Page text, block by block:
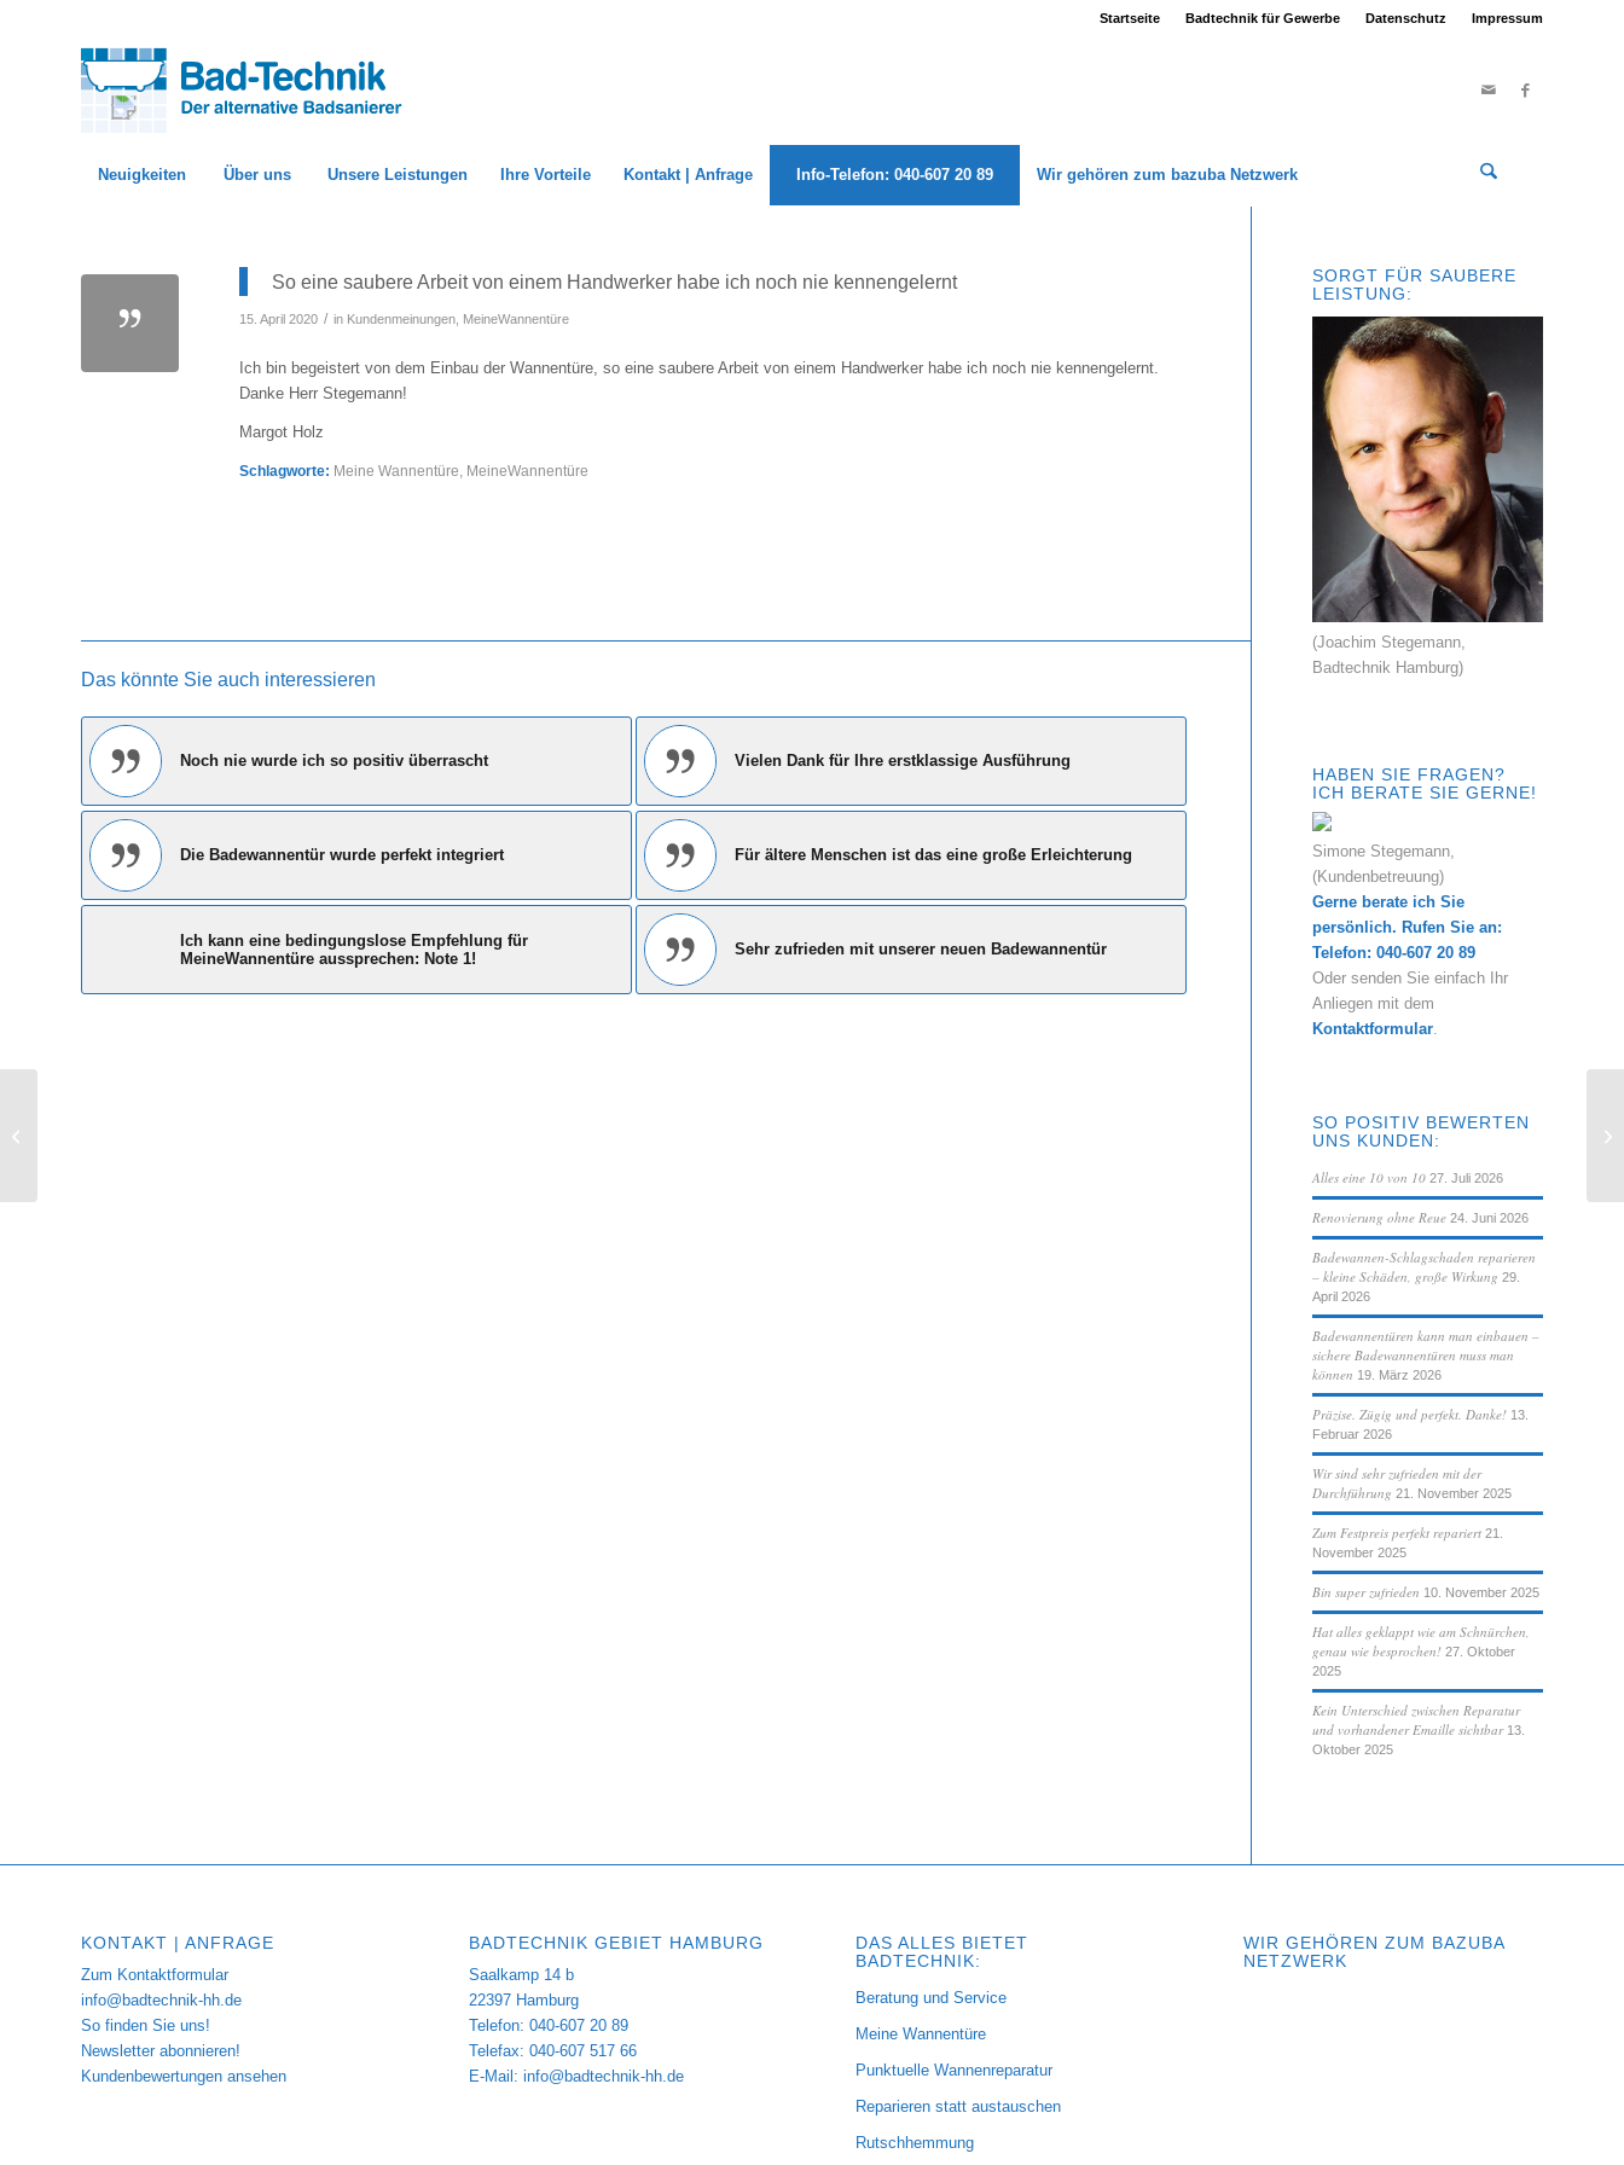
Startseite Badtechnik für Gewerbe Datenschutz Impressum
Neuigkeiten Über uns Unsere Leistungen Ihre Vorteile Kontakt | Anfrage Info-Telefon: 040-607 20 89 Wir gehören zum bazuba Netzwerk
So eine saubere Arbeit von einem Handwerker habe ich noch nie kennengelernt
15. April 2020 / in Kundenmeinungen MeineWannentüre
Ich bin begeistert von dem Einbau der Wannentüre, so eine saubere Arbeit von einem Handwerker habe ich noch nie kennengelernt.
Danke Herr Stegemann!
Margot Holz
Schlagworte: Meine Wannentüre MeineWannentüre
Das könnte Sie auch interessieren
Noch nie wurde ich so positiv überrascht Vielen Dank für Ihre erstklassige Ausführung
Die Badewannentür wurde perfekt integriert Für ältere Menschen ist das eine große Erleichterung
Ich kann eine bedingungslose Empfehlung für
MeineWannentüre aussprechen: Note 1!
Sehr zufrieden mit unserer neuen Badewannentür
SORGT FÜR SAUBERE
LEISTUNG:
(Joachim Stegemann,
Badtechnik Hamburg)
HABEN SIE FRAGEN?
ICH BERATE SIE GERNE!
Simone Stegemann,
(Kundenbetreuung)
Gerne berate ich Sie
persönlich. Rufen Sie an:
Telefon: 040-607 20 89
Oder senden Sie einfach Ihr
Anliegen mit dem
Kontaktformular
SO POSITIV BEWERTEN
UNS KUNDEN:
Alles eine 10 von 10 27. Juli 2026
Renovierung ohne Reue 24. Juni 2026
Badewannen-Schlagschaden reparieren
– kleine Schäden, große Wirkung 29.
April 2026
Badewannentüren kann man einbauen –
sichere Badewannentüren muss man
können 19. März 2026
Präzise. Zügig und perfekt. Danke! 13.
Februar 2026
Wir sind sehr zufrieden mit der
Durchführung 21. November 2025
Zum Festpreis perfekt repariert 21.
November 2025
Bin super zufrieden 10. November 2025
Hat alles geklappt wie am Schnürchen,
genau wie besprochen! 27. Oktober
2025
Kein Unterschied zwischen Reparatur
und vorhandener Emaille sichtbar 13.
Oktober 2025
KONTAKT | ANFRAGE
Zum Kontaktformular
info@badtechnik-hh.de
So finden Sie uns!
Newsletter abonnieren!
Kundenbewertungen ansehen
BADTECHNIK GEBIET HAMBURG
Saalkamp 14 b
22397 Hamburg
Telefon: 040-607 20 89
Telefax: 040-607 517 66
E-Mail: info@badtechnik-hh.de
DAS ALLES BIETET
BADTECHNIK:
Beratung und Service
Meine Wannentüre
Punktuelle Wannenreparatur
Reparieren statt austauschen
Rutschhemmung
WIR GEHÖREN ZUM BAZUBA
NETZWERK